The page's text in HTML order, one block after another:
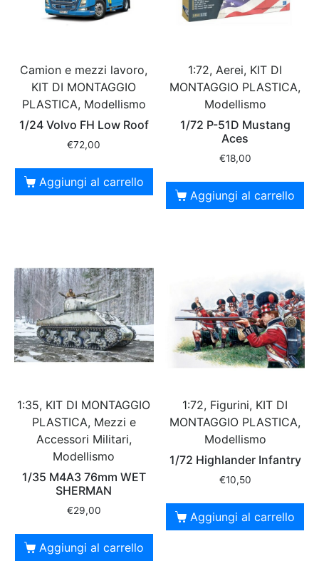
Camion e mezzi lavoro,
KIT DI MONTAGGIO
PLASTICA, Modellismo
1/24 Volvo FH Low Roof
€72,00
Aggiungi al carrello
1:72, Aerei, KIT DI
MONTAGGIO PLASTICA,
Modellismo
1/72 P-51D Mustang
Aces
€18,00
Aggiungi al carrello
1:35, KIT DI MONTAGGIO
PLASTICA, Mezzi e
Accessori Militari,
Modellismo
1/35 M4A3 76mm WET
SHERMAN
€29,00
Aggiungi al carrello
1:72, Figurini, KIT DI
MONTAGGIO PLASTICA,
Modellismo
1/72 Highlander Infantry
€10,50
Aggiungi al carrello